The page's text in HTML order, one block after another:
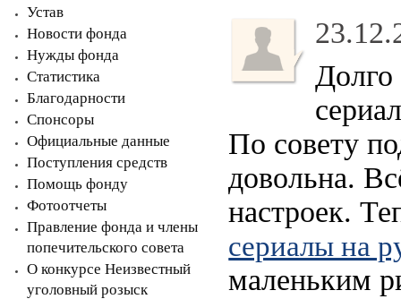
Устав
Новости фонда
Нужды фонда
Статистика
Благодарности
Спонсоры
Официальные данные
Поступления средств
Помощь фонду
Фотоотчеты
Правление фонда и члены
попечительского совета
О конкурсе Неизвестный
уголовный розыск
Долго
По совету
довольна.
настроек.
сериалы на
маленьким